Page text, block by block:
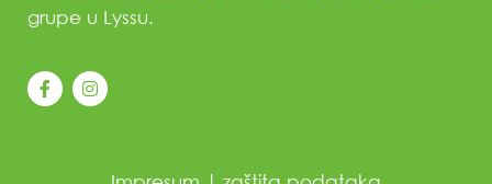
grupe u Lyssu.